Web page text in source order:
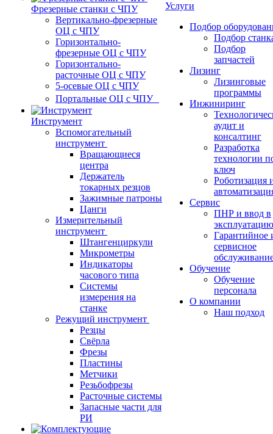
Фрезерные станки с ЧПУ
Вертикально-фрезерные
ОЦ с ЧПУ
Горизонтально-
фрезерные ОЦ с ЧПУ
Горизонтально-
расточные ОЦ с ЧПУ
5-осевые ОЦ с ЧПУ
Портальные ОЦ с ЧПУ
Инструмент
Вспомогательный
инструмент
Вращающиеся
центра
Держатель
токарных резцов
Зажимные патроны
Цанги
Измерительный
инструмент
Штангенциркули
Микрометры
Индикаторы
часового типа
Системы
измерения на
станке
Режущий инструмент
Резцы
Свёрла
Фрезы
Пластины
Метчики
Резьбофрезы
Расточные системы
Запасные части для
РИ
Услуги
Подбор
Подбор
Подбор
запчастей
Лизинг
Лизинговые
программы
Инжиниринг
аудит и
консалтинг
Разработка
технологии
ключ
Роботизация
Сервис
ПНР и ввод в
эксплуатацию
Гарантийное
сервисное
Обучение
Обучение
персонала
О компании
Наш подход